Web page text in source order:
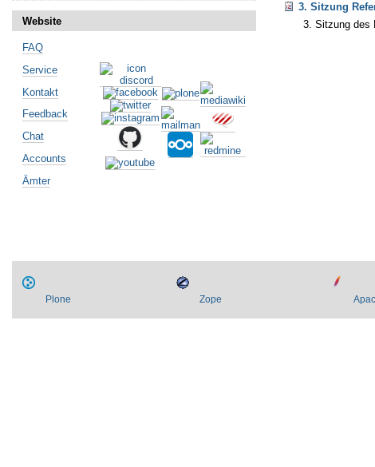
3. Sitzung
3. Sitzung des
Website
FAQ
Service
Kontakt
Feedback
Chat
Accounts
Ämter
Plone Zope